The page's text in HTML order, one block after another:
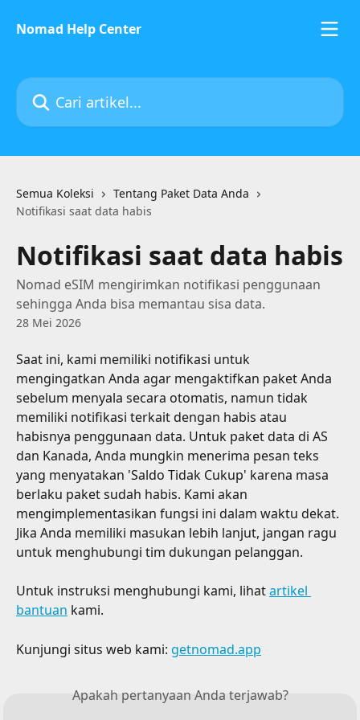
Nomad Help Center
Cari artikel...
Semua Koleksi
Tentang Paket Data Anda
Notifikasi saat data habis
Notifikasi saat data habis
Nomad eSIM mengirimkan notifikasi penggunaan
sehingga Anda bisa memantau sisa data.
28 Mei 2026
Saat ini, kami memiliki notifikasi untuk
mengingatkan Anda agar mengaktifkan paket Anda
sebelum menyala secara otomatis, namun tidak
memiliki notifikasi terkait dengan habis atau
habisnya penggunaan data. Untuk paket data di AS
dan Kanada, Anda mungkin menerima pesan teks
yang menyatakan 'Saldo Tidak Cukup' karena masa
berlaku paket sudah habis. Kami akan
mengimplementasikan fungsi ini dalam waktu dekat.
Jika Anda memiliki masukan lebih lanjut, jangan ragu
untuk menghubungi tim dukungan pelanggan.
Untuk instruksi menghubungi kami, lihat artikel
bantuan kami.
Kunjungi situs web kami: getnomad.app
Apakah pertanyaan Anda terjawab?